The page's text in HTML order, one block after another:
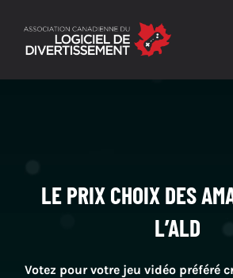
content
Nous joindre
LE PRIX CHOIX DES
L’ALD
Votez pour votre jeu vidéo préféré